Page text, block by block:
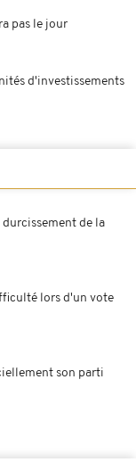
pas le jour
d'investissements
durcissement de la
lors d'un vote
son parti